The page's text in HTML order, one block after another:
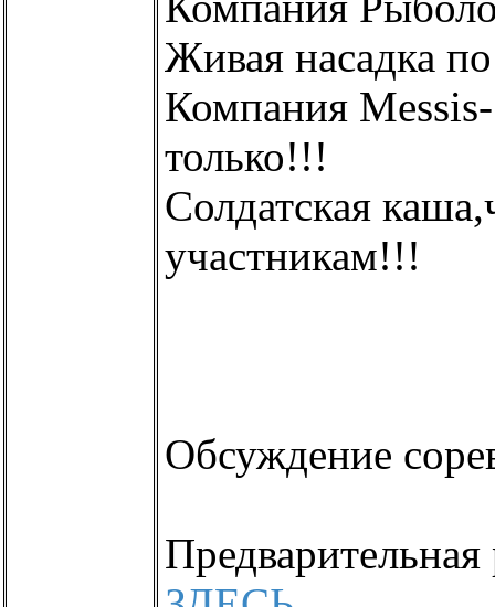
Живая насадка
Компания
только!!!
Солдатская
участникам!!!
Обсуждение
Предварительная